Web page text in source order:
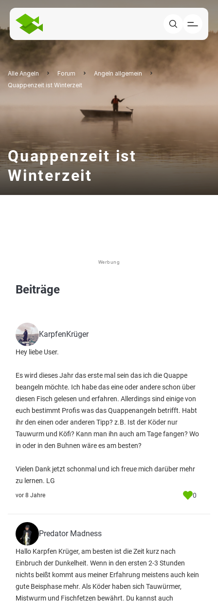
Alle Angeln Forum
Angeln allgemein
Quappenzeit ist Winterzeit
Quappenzeit ist
Winterzeit
Werbung
Beiträge
KarpfenKrüger
Hey liebe User.
Es wird dieses Jahr das erste mal sein das ich die Quappe
beangeln möchte. Ich habe das eine oder andere schon über
diesen Fisch gelesen und erfahren. Allerdings sind einige von
euch bestimmt Profis was das Quappenangeln betrifft. Habt
ihr den einen oder anderen Tipp? z.B. Ist der Köder nur
Tauwurm und Köfi? Kann man ihn auch am Tage fangen? Wo
in oder in den Buhnen wäre es am besten?
Vielen Dank jetzt schonmal und ich freue mich darüber mehr
zu lernen. LG
vor 8 Jahre 0
Predator Madness
Hallo Karpfen Krüger, am besten ist die Zeit kurz nach
Einbruch der Dunkelheit. Wenn in den ersten 2-3 Stunden
nichts beißt kommt aus meiner Erfahrung meistens auch kein
gute Beisphase mehr. Als Köder haben sich Tauwürmer,
Mistwurm und Fischfetzen bewährt. Du kannst auch